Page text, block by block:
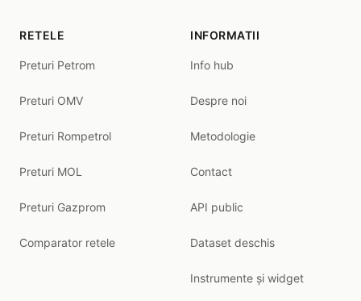
RETELE
Preturi Petrom
Preturi OMV
Preturi Rompetrol
Preturi MOL
Preturi Gazprom
Comparator retele
INFORMATII
Info hub
Despre noi
Metodologie
Contact
API public
Dataset deschis
Instrumente și widget